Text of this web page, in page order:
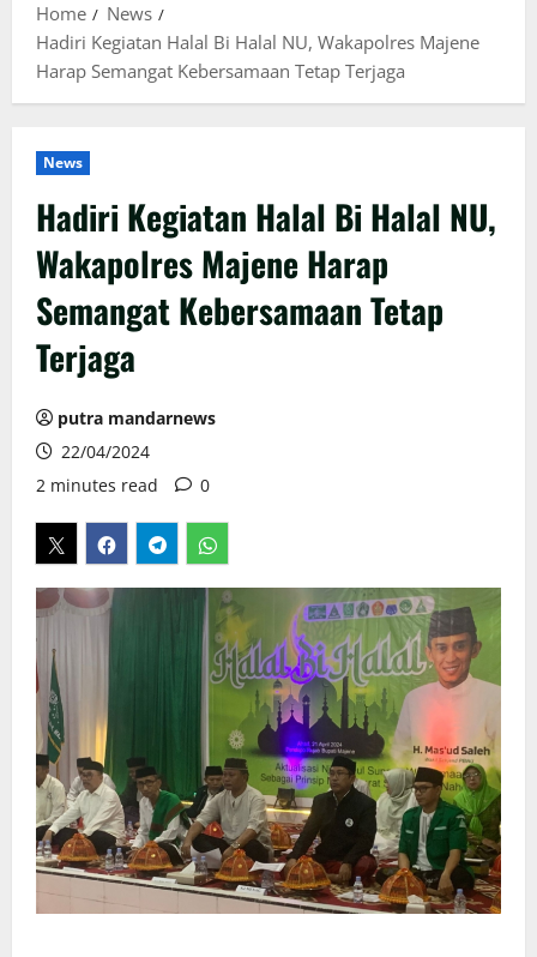
Home
News
Hadiri Kegiatan Halal Bi Halal NU, Wakapolres Majene
Harap Semangat Kebersamaan Tetap Terjaga
News
Hadiri Kegiatan Halal Bi Halal NU,
Wakapolres Majene Harap
Semangat Kebersamaan Tetap
Terjaga
putra mandarnews
22/04/2024
2 minutes read
0